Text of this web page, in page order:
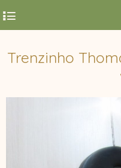
4
Trenzinho